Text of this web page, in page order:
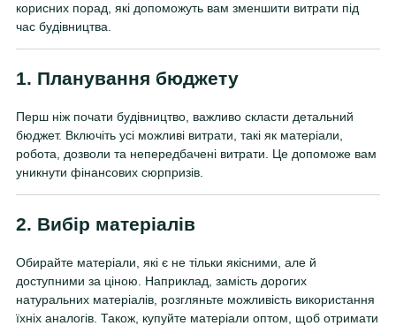
корисних порад, які допоможуть вам зменшити витрати під
час будівництва.
1. Планування бюджету
Перш ніж почати будівництво, важливо скласти детальний
бюджет. Включіть усі можливі витрати, такі як матеріали,
робота, дозволи та непередбачені витрати. Це допоможе вам
уникнути фінансових сюрпризів.
2. Вибір матеріалів
Обирайте матеріали, які є не тільки якісними, але й
доступними за ціною. Наприклад, замість дорогих
натуральних матеріалів, розгляньте можливість використання
їхніх аналогів. Також, купуйте матеріали оптом, щоб отримати